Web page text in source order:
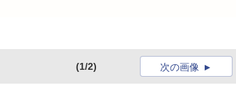
(1/2) 次の画像